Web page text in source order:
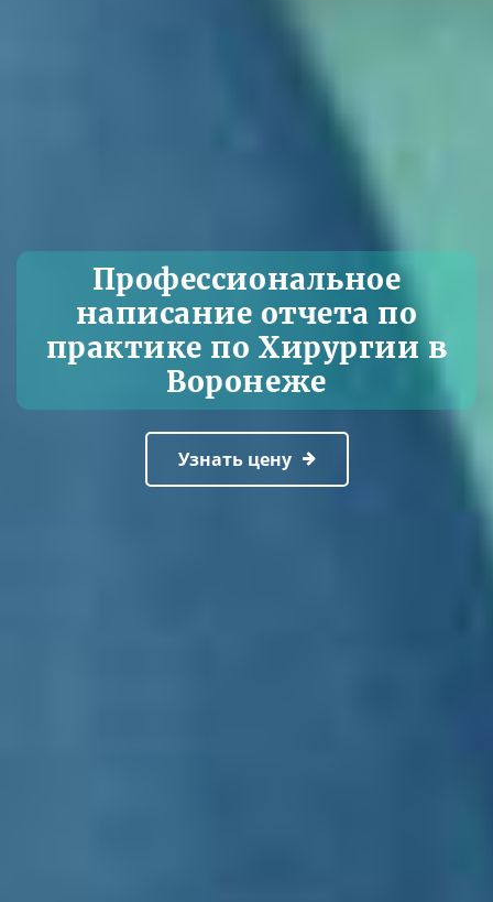
Профессиональное
написание отчета по
практике по Хирургии в
Воронеже
Узнать цену